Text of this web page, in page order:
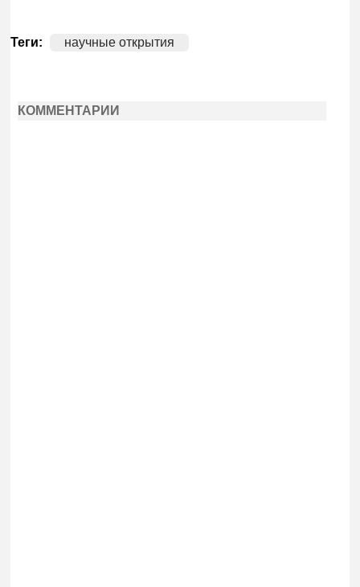
Теги: научные открытия
КОММЕНТАРИИ